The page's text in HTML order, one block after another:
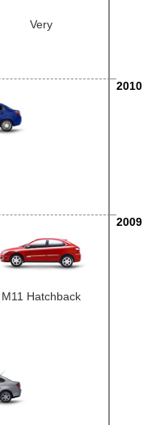
Very
2010
2009
M11 Hatchback